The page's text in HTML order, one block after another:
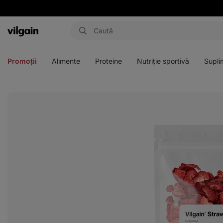
Aktin
Promoții Alimente Proteine Nutriție sportivă